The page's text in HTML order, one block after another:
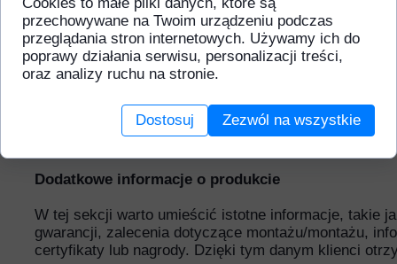
Dodatkowe informacje o produkcie
W tej sekcji warto umieścić istotne informacje, takie
gwarancji, zalecenia dotyczące montażu/montażu,
certyfikaty lub nagrody. Dzięki tym danym klienci
przechowywane na Twoim urządzeniu podczas
przeglądania stron internetowych. Używamy ich do
poprawy działania serwisu, personalizacji treści,
oraz analizy ruchu na stronie.
Dostosuj Zezwól na wszystkie